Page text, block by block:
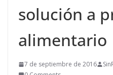
solución a
alimentario
7 de septiembre de 2016